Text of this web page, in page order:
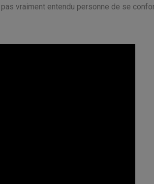
pas vraiment entendu personne de se